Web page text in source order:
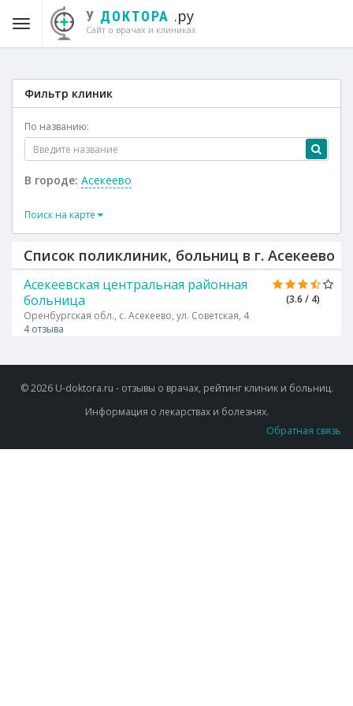
У ДОКТОРА .ру
Сайт о врачах и клиниках
Фильтр клиник
По названию:
В городе: Асекеево
Поиск на карте
Список поликлиник, больниц в г. Асекеево
(3.6 / 4)
Асекеевская центральная районная
больница
Оренбургская обл., с. Асекеево, ул. Советская, 4
4 отзыва
© 2026 U-doktora.ru - отзывы о врачах, рейтинг клиник и больниц.
Информация о лекарствах и болезнях.
Обратная связь